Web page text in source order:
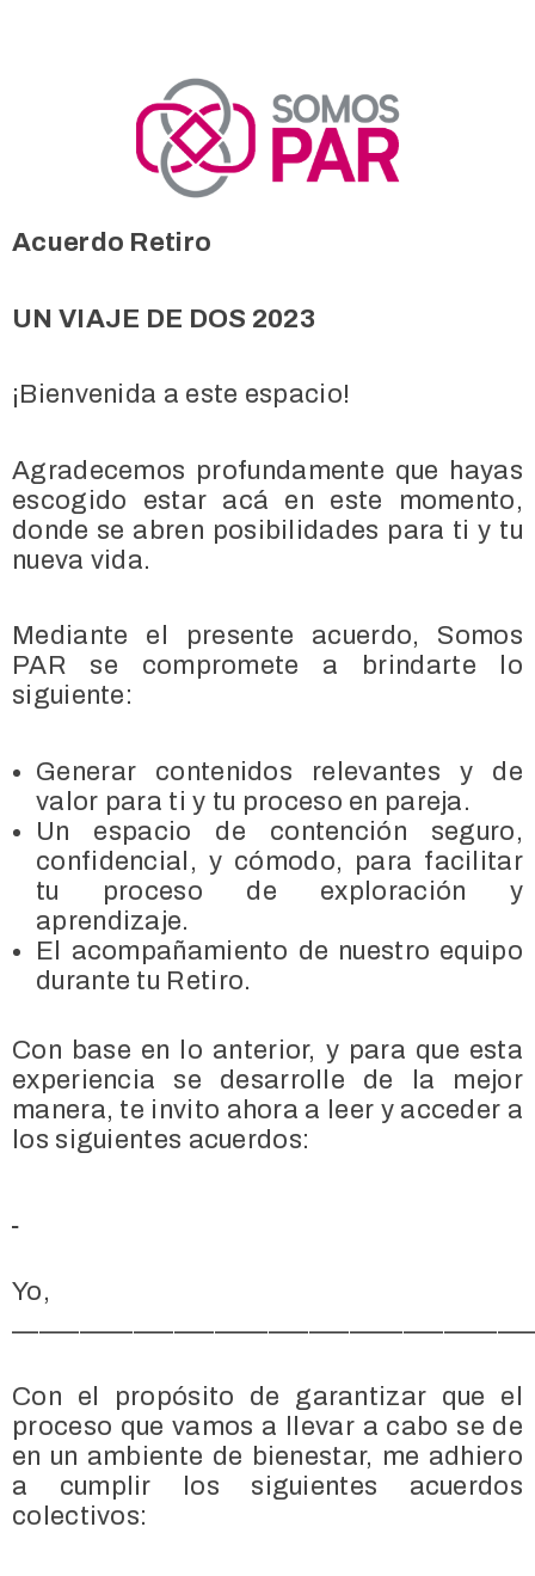
Acuerdo Retiro
UN VIAJE DE DOS 2023
¡Bienvenida a este espacio!
Agradecemos profundamente que hayas
escogido estar acá en este momento,
donde se abren posibilidades para ti y tu
nueva vida.
Mediante el presente acuerdo, Somos
PAR se compromete a brindarte lo
siguiente:
Generar contenidos relevantes y de
valor para ti y tu proceso en pareja.
Un espacio de contención seguro,
confidencial, y cómodo, para facilitar
tu proceso de exploración y
aprendizaje.
El acompañamiento de nuestro equipo
durante tu Retiro.
Con base en lo anterior, y para que esta
experiencia se desarrolle de la mejor
manera, te invito ahora a leer y acceder a
los siguientes acuerdos:
Yo,
Con el propósito de garantizar que el
proceso que vamos a llevar a cabo se de
en un ambiente de bienestar, me adhiero
a cumplir los siguientes acuerdos
colectivos: